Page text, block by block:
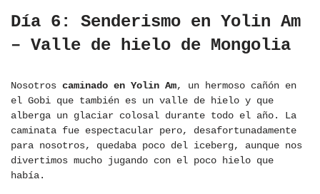
Día 6: Senderismo en Yolin Am
– Valle de hielo de Mongolia
Nosotros caminado en Yolin Am, un hermoso cañón en
el Gobi que también es un valle de hielo y que
alberga un glaciar colosal durante todo el año. La
caminata fue espectacular pero, desafortunadamente
para nosotros, quedaba poco del iceberg, aunque nos
divertimos mucho jugando con el poco hielo que
había.